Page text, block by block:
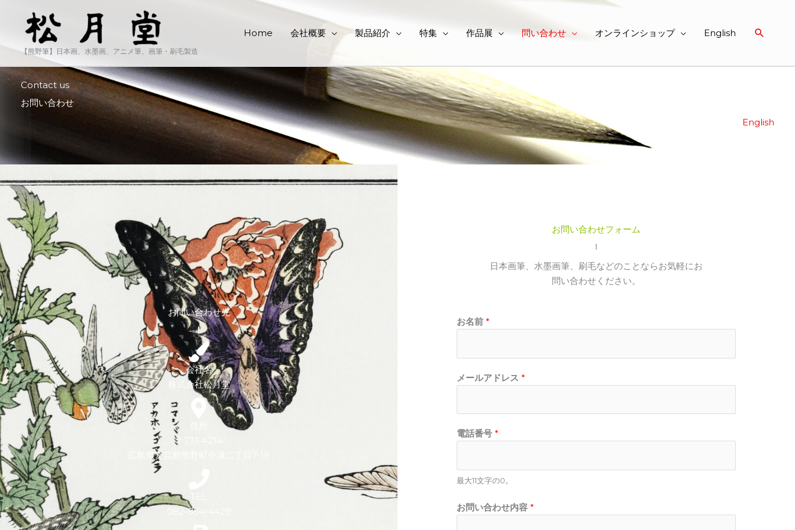
キ
ッ
【熊野筆】日本画、水墨画、アニメ筆、画筆・刷毛製造
Home 会社概要 製品紹介 特集 作品展 問い合わせ オンラインショップ English 検
Contact us
お問い合わせ
English
お問い合わせ先
会社名
株式会社松月堂
〒731-4214
広島県安芸郡熊野町中溝二丁目7-19
082-854-4429
お問い合わせフォーム
日本画筆、水墨画筆、刷毛などのことならお気軽にお
問い合わせください。
お名前 *
メールアドレス *
電話番号 *
最大11文字の0。
お問い合わせ内容 *